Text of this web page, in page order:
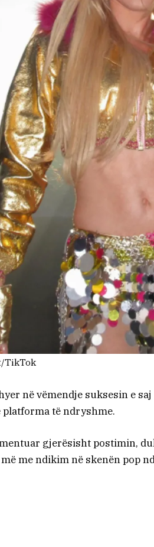
TikTok
në vëmendje suksesin e
të ndryshme.
gjerësisht postimin,
me ndikim në skenën pop